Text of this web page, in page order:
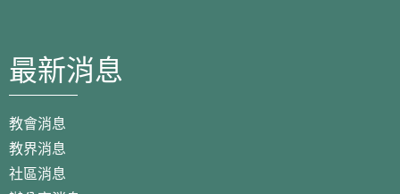
最新消息
教會消息
教界消息
社區消息